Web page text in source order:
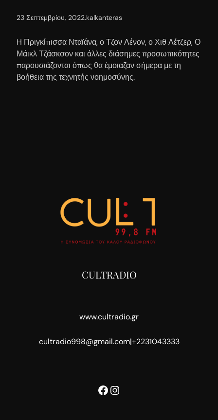
23 Σεπτεμβρίου, 2022.kalkanteras
H Πριγκίπισσα Νταϊάνα, ο Τζον Λένον, ο Χιθ Λέτζερ, Ο
Μάικλ Τζάσκσον και άλλες διάσημες προσωπικότητες
παρουσιάζονται όπως θα έμοιαζαν σήμερα με τη
βοήθεια της τεχνητής νοημοσύνης.
CULTRADIO
www.cultradio.gr
cultradio998@gmail.com|+2231043333
Facebook
Instagram